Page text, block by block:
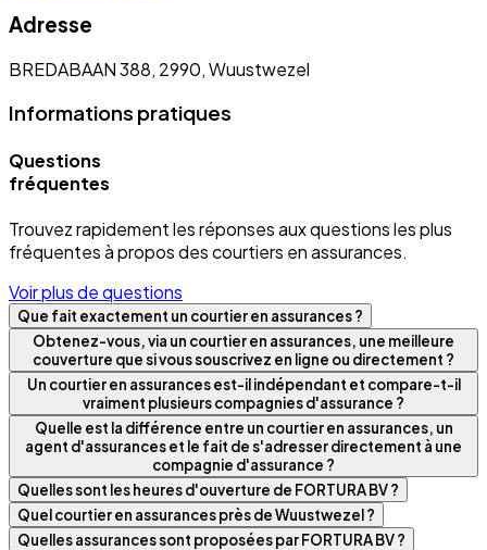
Adresse
BREDABAAN 388, 2990, Wuustwezel
Informations pratiques
Questions
fréquentes
Trouvez rapidement les réponses aux questions les plus
fréquentes à propos des courtiers en assurances.
Voir plus de questions
Que fait exactement un courtier en assurances ?
Obtenez-vous, via un courtier en assurances, une meilleure
couverture que si vous souscrivez en ligne ou directement ?
Un courtier en assurances est-il indépendant et compare-t-il
vraiment plusieurs compagnies d'assurance ?
Quelle est la différence entre un courtier en assurances, un
agent d'assurances et le fait de s'adresser directement à une
compagnie d'assurance ?
Quelles sont les heures d'ouverture de FORTURA BV ?
Quel courtier en assurances près de Wuustwezel ?
Quelles assurances sont proposées par FORTURA BV ?